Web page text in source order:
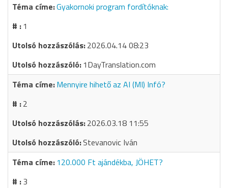
Gyakornoki program fordítóknak:
1
2026.04.14 08:23
1DayTranslation.com
Mennyire hihető az AI (MI) Infó?
2
2026.03.18 11:55
Stevanovic Iván
120.000 Ft ajándékba, JÖHET?
3